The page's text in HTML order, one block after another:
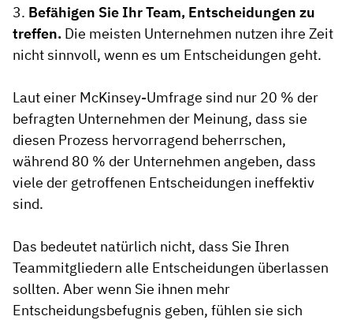
3. Befähigen Sie Ihr Team, Entscheidungen zu
treffen. Die meisten Unternehmen nutzen ihre Zeit
nicht sinnvoll, wenn es um Entscheidungen geht.
Laut einer McKinsey-Umfrage sind nur 20 % der
befragten Unternehmen der Meinung, dass sie
diesen Prozess hervorragend beherrschen,
während 80 % der Unternehmen angeben, dass
viele der getroffenen Entscheidungen ineffektiv
sind.
Das bedeutet natürlich nicht, dass Sie Ihren
Teammitgliedern alle Entscheidungen überlassen
sollten. Aber wenn Sie ihnen mehr
Entscheidungsbefugnis geben, fühlen sie sich